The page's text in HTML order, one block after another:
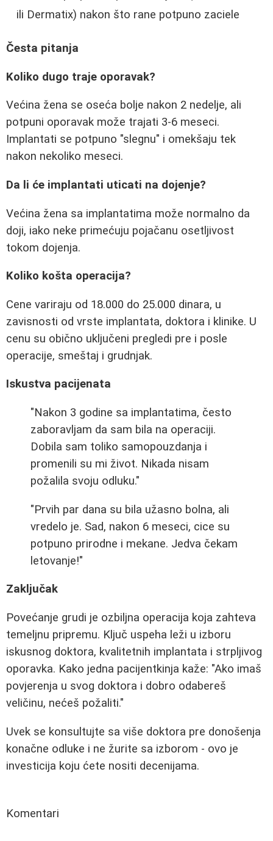
ili Dermatix) nakon što rane potpuno zaciele
Česta pitanja
Koliko dugo traje oporavak?
Većina žena se oseća bolje nakon 2 nedelje, ali
potpuni oporavak može trajati 3-6 meseci.
Implantati se potpuno "slegnu" i omekšaju tek
nakon nekoliko meseci.
Da li će implantati uticati na dojenje?
Većina žena sa implantatima može normalno da
doji, iako neke primećuju pojačanu osetljivost
tokom dojenja.
Koliko košta operacija?
Cene variraju od 18.000 do 25.000 dinara, u
zavisnosti od vrste implantata, doktora i klinike. U
cenu su obično uključeni pregledi pre i posle
operacije, smeštaj i grudnjak.
Iskustva pacijenata
"Nakon 3 godine sa implantatima, često
zaboravljam da sam bila na operaciji.
Dobila sam toliko samopouzdanja i
promenili su mi život. Nikada nisam
požalila svoju odluku."
"Prvih par dana su bila užasno bolna, ali
vredelo je. Sad, nakon 6 meseci, cice su
potpuno prirodne i mekane. Jedva čekam
letovanje!"
Zaključak
Povećanje grudi je ozbiljna operacija koja zahteva
temeljnu pripremu. Ključ uspeha leži u izboru
iskusnog doktora, kvalitetnih implantata i strpljivog
oporavka. Kako jedna pacijentkinja kaže: "Ako imaš
povjerenja u svog doktora i dobro odabereš
veličinu, nećeš požaliti."
Uvek se konsultujte sa više doktora pre donošenja
konačne odluke i ne žurite sa izborom - ovo je
investicija koju ćete nositi decenijama.
Komentari